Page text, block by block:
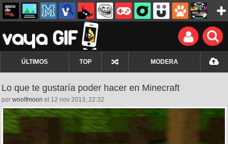
ÚLTIMOS TOP MODERA
Lo que te gustaría poder hacer en Minecraft
por woolfmoon el 12 nov 2013, 22:32